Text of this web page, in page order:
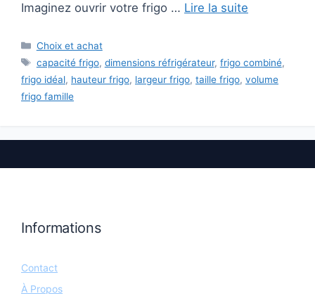
Imaginez ouvrir votre frigo … Lire la suite
Catégories
Choix et achat
Étiquettes
capacité frigo, dimensions réfrigérateur, frigo combiné,
frigo idéal, hauteur frigo, largeur frigo, taille frigo, volume
frigo famille
Informations
Contact
À Propos